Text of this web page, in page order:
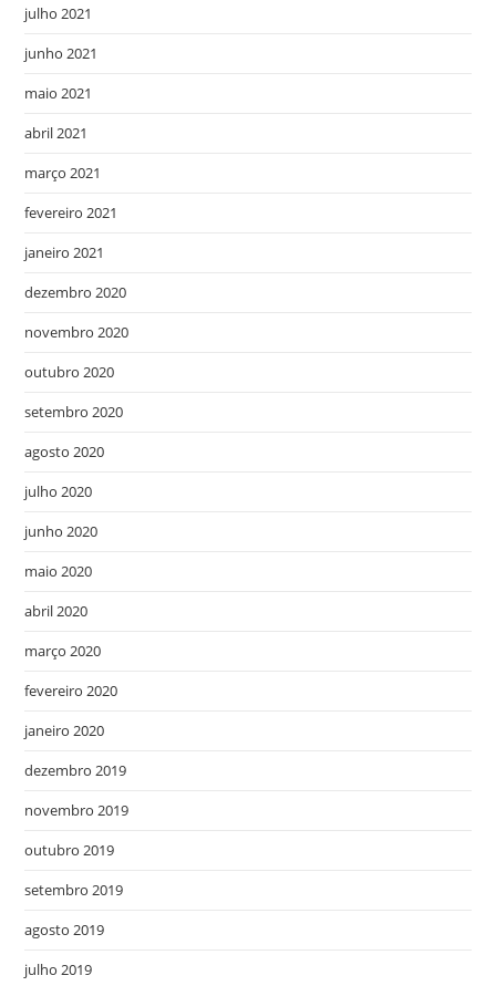
julho 2021
junho 2021
maio 2021
abril 2021
março 2021
fevereiro 2021
janeiro 2021
dezembro 2020
novembro 2020
outubro 2020
setembro 2020
agosto 2020
julho 2020
junho 2020
maio 2020
abril 2020
março 2020
fevereiro 2020
janeiro 2020
dezembro 2019
novembro 2019
outubro 2019
setembro 2019
agosto 2019
julho 2019